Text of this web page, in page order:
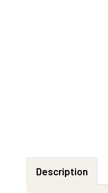
Description